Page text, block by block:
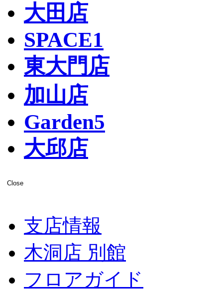
大田店
SPACE1
東大門店
加山店
Garden5
大邱店
Close
支店情報
木洞店 別館
フロアガイド